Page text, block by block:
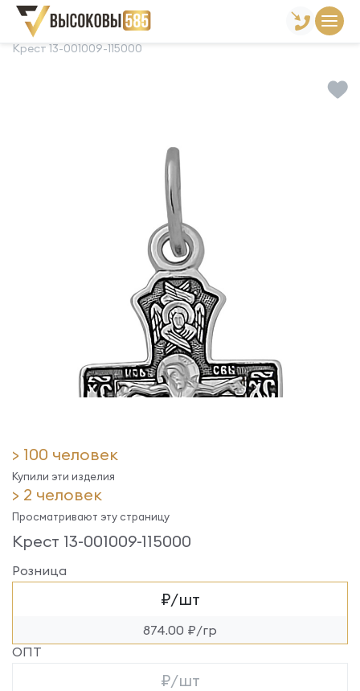
Главная Склад готовой продукции
Крест 13-001009-115000
> 100 человек
Купили эти изделия
> 2 человек
Просматривают эту страницу
Крест 13-001009-115000
Розница
₽/шт
874.00 ₽/гр
ОПТ
₽/шт